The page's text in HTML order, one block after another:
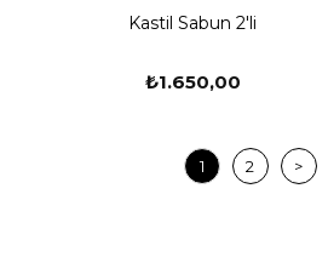
Kastil Sabun 2'li
₺1.650,00
1 2 >